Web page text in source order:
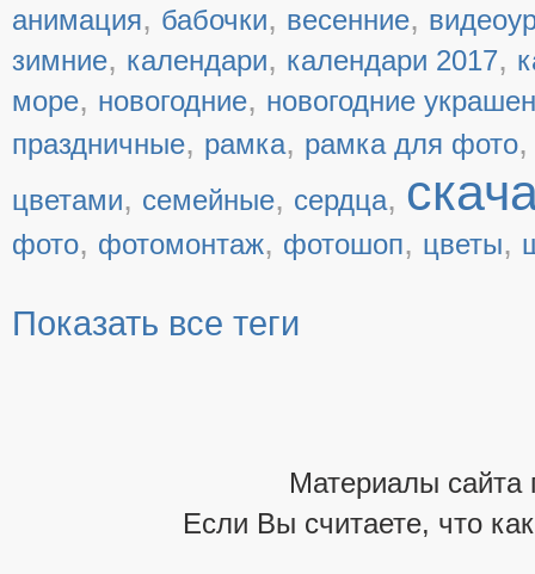
анимация, бабочки, весенние,
зимние, календари, календари 2017,
море, новогодние, новогодние
праздничные, рамка, рамка для фото
цветами, семейные, сердца,
фото, фотомонтаж, фотошоп, цветы,
Показать все теги
Материалы сайта
Если Вы считаете, что